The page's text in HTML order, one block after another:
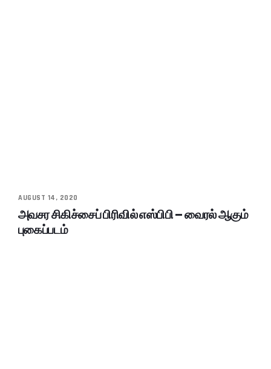
AUGUST 14, 2020
அவசர சிகிச்சைப் பிரிவில் எஸ்பிபி – வைரல் ஆகும்
புகைப்படம்